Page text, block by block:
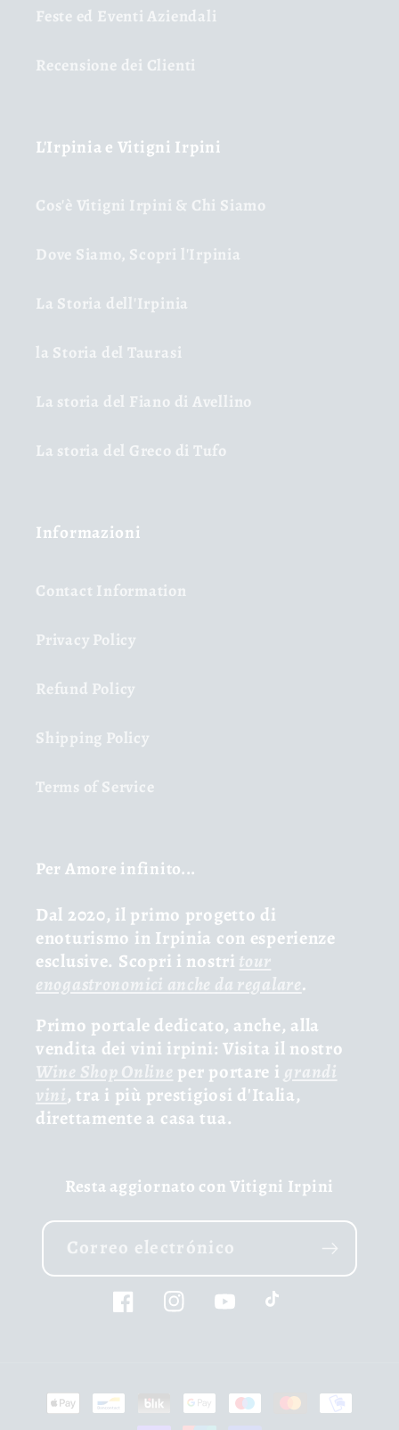
Feste ed Eventi Aziendali
Recensione dei Clienti
L'Irpinia e Vitigni Irpini
Cos'è Vitigni Irpini & Chi Siamo
Dove Siamo, Scopri l'Irpinia
La Storia dell'Irpinia
la Storia del Taurasi
La storia del Fiano di Avellino
La storia del Greco di Tufo
Informazioni
Contact Information
Privacy Policy
Refund Policy
Shipping Policy
Terms of Service
Per Amore infinito...
Dal 2020, il primo progetto di
enoturismo in Irpinia con esperienze
esclusive. Scopri i nostri tour
enogastronomici anche da regalare.
Primo portale dedicato, anche, alla
vendita dei vini irpini: Visita il nostro
Wine Shop Online per portare i grandi
vini, tra i più prestigiosi d'Italia,
direttamente a casa tua.
Resta aggiornato con Vitigni Irpini
Correo electrónico
FacebookInstagramYouTubeTikTok
Formas
de